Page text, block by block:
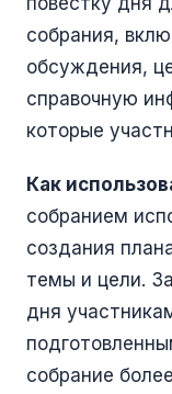
собрания,
обсуждения,
справочную
которые
Как
собранием
создания
темы и цели.
дня
собрание